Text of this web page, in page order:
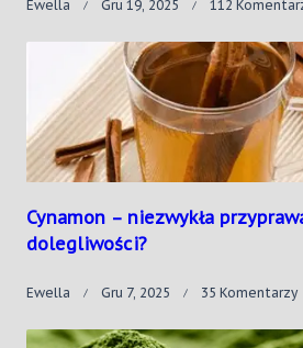
Ewella Gru 19, 2025 112
Cynamon – niezwykła
dolegliwości?
Ewella Gru 7, 2025 35 Komentarzy